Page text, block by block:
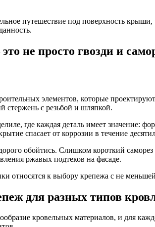
путешествие под поверхность
не просто гвозди и
элементов, которые
стержень с резьбой и шляпкой.
где каждая деталь имеет значение:
спасает от коррозии в течение
обойтись. Слишком короткий
ржавых подтеков на фасаде.
относятся к выбору крепежа с не
для разных типов
кровельных материалов, и для